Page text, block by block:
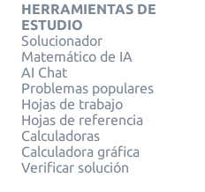
HERRAMIENTAS DE
ESTUDIO
Solucionador
Matemático de IA
AI Chat
Problemas populares
Hojas de trabajo
Hojas de referencia
Calculadoras
Calculadora gráfica
Verificar solución